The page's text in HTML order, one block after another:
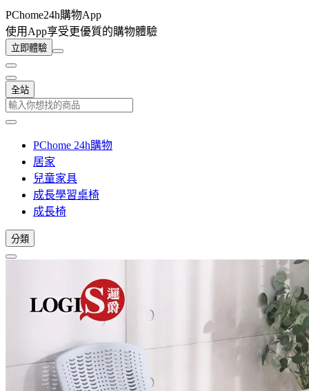
PChome24h購物App
使用App享受更優質的購物體驗
立即體驗
全站
PChome 24h購物
居家
兒童家具
成長學習桌椅
成長椅
分類